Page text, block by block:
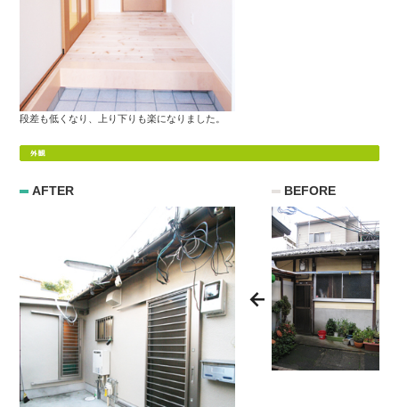
段差も低くなり、上り下りも楽になりました。
BEFORE
AFTER